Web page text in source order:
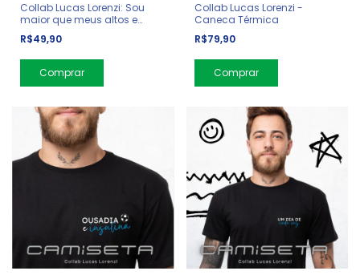
Collab Lucas Lorenzi: Sou
maior que meus altos e
baixos
R$49,90
Comprar
Collab Lucas Lorenzi -
Caneca Térmica
R$79,90
Comprar